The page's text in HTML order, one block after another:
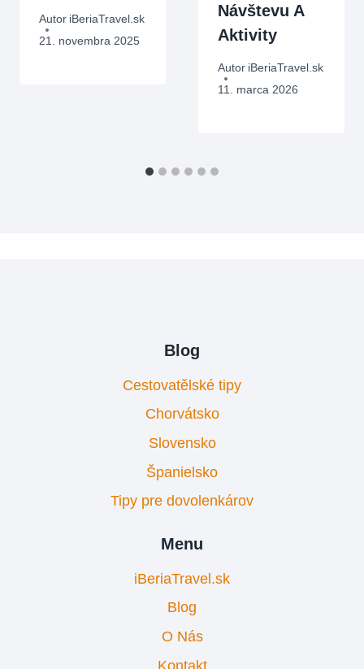
Autor iBeriaTravel.sk
21. novembra 2025
Návštevu A
Aktivity
Autor iBeriaTravel.sk
11. marca 2026
Blog
Cestovatělské tipy
Chorvátsko
Slovensko
Španielsko
Tipy pre dovolenkárov
Menu
iBeriaTravel.sk
Blog
O Nás
Kontakt